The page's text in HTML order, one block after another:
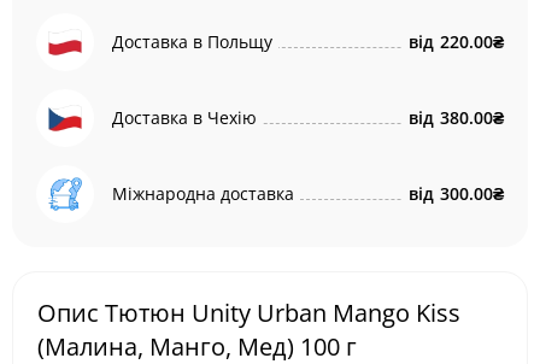
Доставка в Польщу від 220.00₴
Доставка в Чехію від 380.00₴
Міжнародна доставка від 300.00₴
Опис Тютюн Unity Urban Mango Kiss
(Малина, Манго, Мед) 100 г